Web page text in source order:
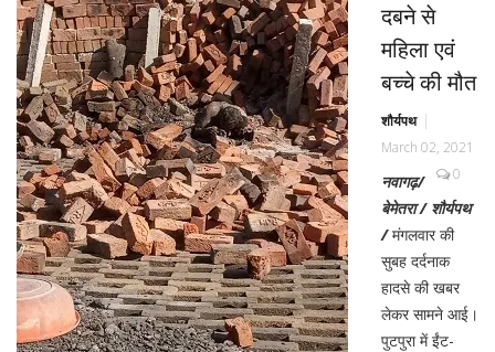
दबने से
महिला एवं
बच्चे की मौत
शौर्यपथ
March 02, 2021
0
नवागढ़/
बेमेतरा / शौर्यपथ
/मंगलवार की
सुबह दर्दनाक
हादसे की खबर
लेकर सामने आई।
पुटपुरा में ईंट-